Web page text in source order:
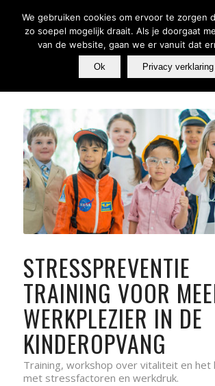
STRESSPREVENTIE
TRAINING VOOR
WERKPLEZIER IN DE
KINDEROPVANG
Training, workshop over vitaliteit en het
met stressfactoren en werkdruk.
We gebruiken cookies om ervoor te zorgen
zo soepel mogelijk draait. Als je doorgaat
van de website, gaan we er vanuit dat
Ok Privacy verklaring